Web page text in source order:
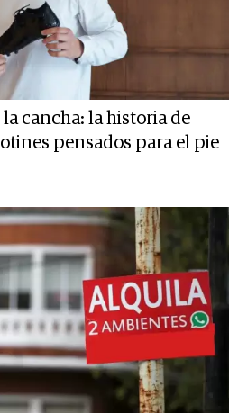
cancha: la historia de
pensados para el pie